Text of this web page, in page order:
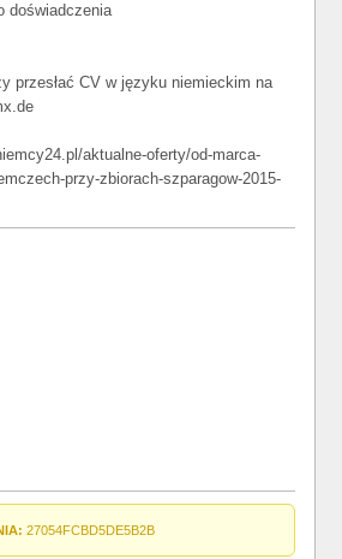
doświadczenia
przesłać CV w języku niemieckim na
aktualne-oferty/od-marca-
przy-zbiorach-szparagow-2015-
27054FCBD5DE5B2B